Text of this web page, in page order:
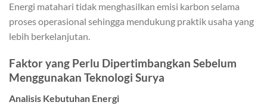
Energi matahari tidak menghasilkan emisi karbon selama
proses operasional sehingga mendukung praktik usaha yang
lebih berkelanjutan.
Faktor yang Perlu Dipertimbangkan Sebelum
Menggunakan Teknologi Surya
Analisis Kebutuhan Energi